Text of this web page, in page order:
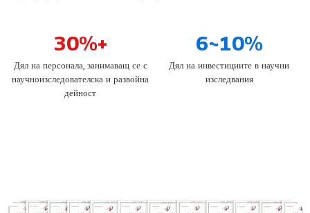
30%+
Дял на персонала, занимаващ се с
научноизследователска и развойна
дейност
6~10%
Дял на инвестициите в научни
изследвания